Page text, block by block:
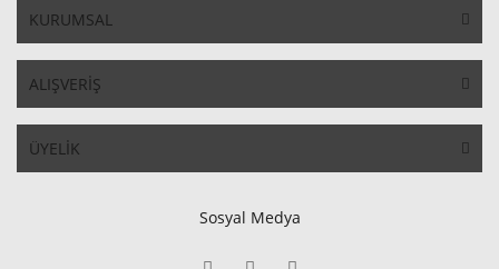
KURUMSAL
ALIŞVERİŞ
ÜYELİK
Sosyal Medya